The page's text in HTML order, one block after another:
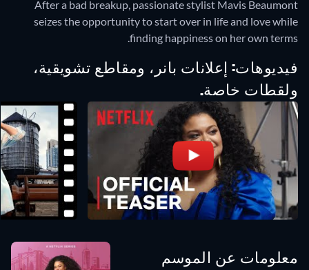
After a bad breakup, passionate stylist Mavis Beaumont
seizes the opportunity to start over in life and love while
finding happiness on her own terms.
فيديوهات: إعلانات بانر، ومقاطع تشويقية،
ولقطات خاصة.
معلومات عن الموسم